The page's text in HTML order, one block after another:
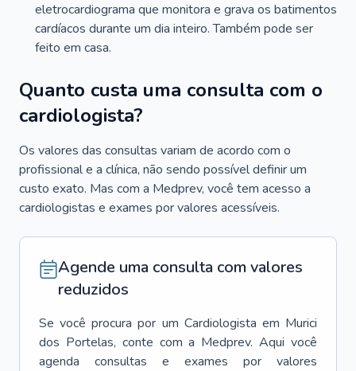
eletrocardiograma que monitora e grava os batimentos
cardíacos durante um dia inteiro. Também pode ser
feito em casa.
Quanto custa uma consulta com o
cardiologista?
Os valores das consultas variam de acordo com o
profissional e a clínica, não sendo possível definir um
custo exato. Mas com a Medprev, você tem acesso a
cardiologistas e exames por valores acessíveis.
Agende uma consulta com valores
reduzidos
Se você procura por um Cardiologista em Murici
dos Portelas, conte com a Medprev. Aqui você
agenda consultas e exames por valores